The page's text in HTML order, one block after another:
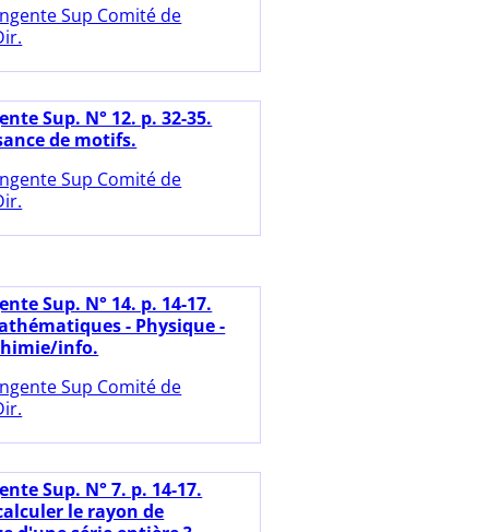
Sup Comité de
Sup. N° 12. p. 32-35.
de motifs.
Sup Comité de
Sup. N° 14. p. 14-17.
- Physique -
info.
Sup Comité de
Sup. N° 7. p. 14-17.
le rayon de